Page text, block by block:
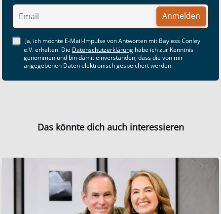
Anmelden
Ja, ich möchte E-Mail-Impulse von Antworten mit Bayless Conley
e.V. erhalten. Die Datenschutzerklärung habe ich zur Kenntnis
genommen und bin damit einverstanden, dass die von mir
angegebenen Daten elektronisch gespeichert werden.
Das könnte dich auch interessieren